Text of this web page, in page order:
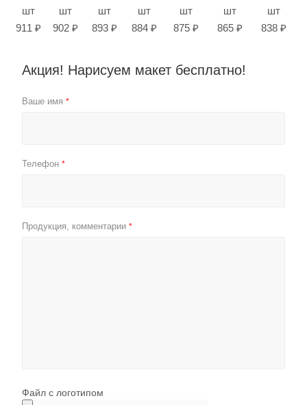
шт
911 ₽
шт
902 ₽
шт
893 ₽
шт
884 ₽
шт
875 ₽
шт
865 ₽
шт
838 ₽
Акция! Нарисуем макет бесплатно!
Ваше имя *
Телефон *
Продукция, комментарии *
Файл с логотипом